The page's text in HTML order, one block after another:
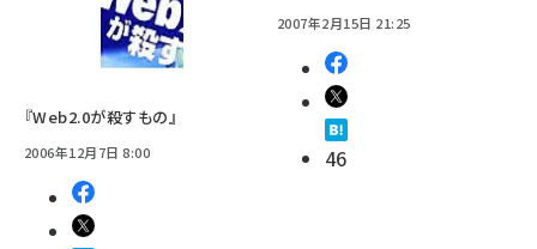
『Web2.0が殺すもの』
2006年12月7日 8:00
2007年2月15日 21:25
46